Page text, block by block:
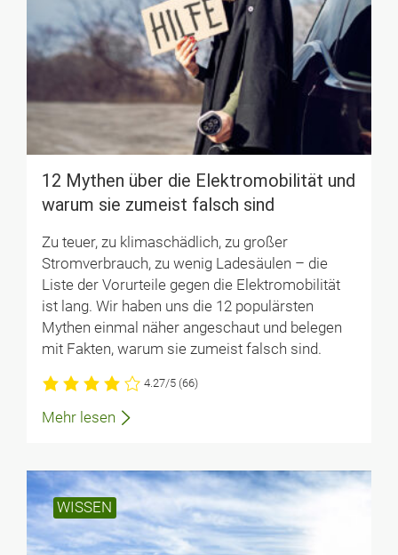
12 Mythen über die Elektromobilität und
warum sie zumeist falsch sind
Zu teuer, zu klimaschädlich, zu großer
Stromverbrauch, zu wenig Ladesäulen – die
Liste der Vorurteile gegen die Elektromobilität
ist lang. Wir haben uns die 12 populärsten
Mythen einmal näher angeschaut und belegen
mit Fakten, warum sie zumeist falsch sind.
4.27/5 (66)
Mehr lesen
WISSEN